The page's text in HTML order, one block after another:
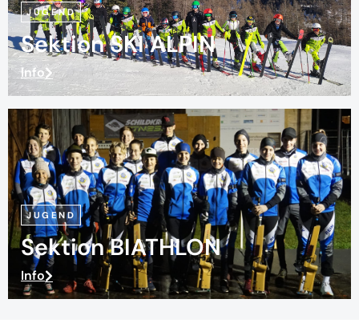
JUGEND
Sektion SKI ALPIN
Info
JUGEND
Sektion BIATHLON
Info